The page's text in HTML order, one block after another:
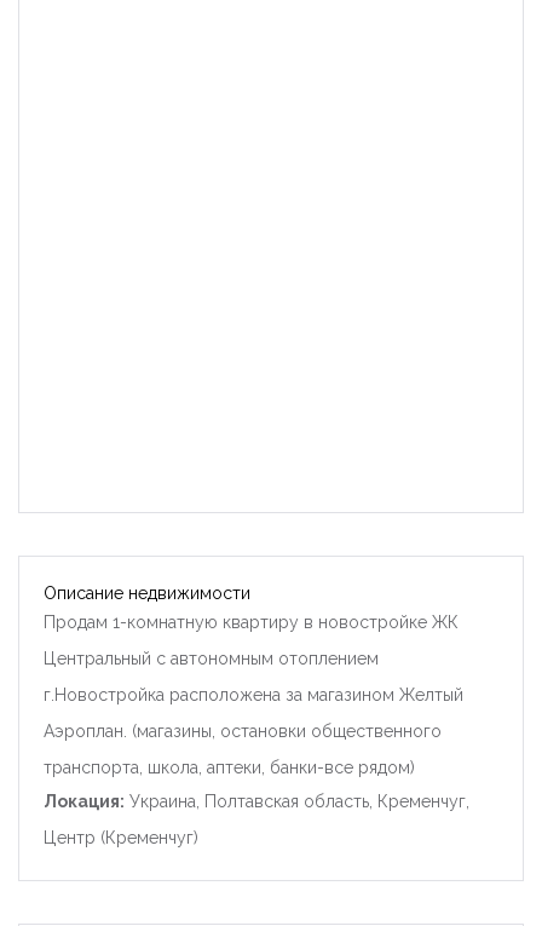
Описание недвижимости
Продам 1-комнатную квартиру в новостройке ЖК
Центральный с автономным отоплением
г.Новостройка расположена за магазином Желтый
Аэроплан. (магазины, остановки общественного
транспорта, школа, аптеки, банки-все рядом)
Локация: Украина, Полтавская область, Кременчуг,
Центр (Кременчуг)